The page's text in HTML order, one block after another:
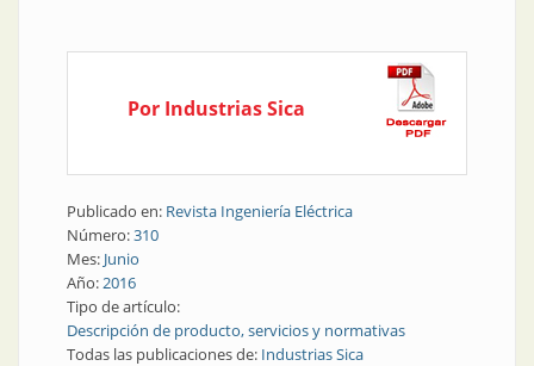
Por Industrias Sica
Publicado en: Revista Ingeniería Eléctrica
Número:310
Mes: Junio
Año:2016
Tipo de artículo:
Descripción de producto, servicios y normativas
Todas las publicaciones de: Industrias Sica